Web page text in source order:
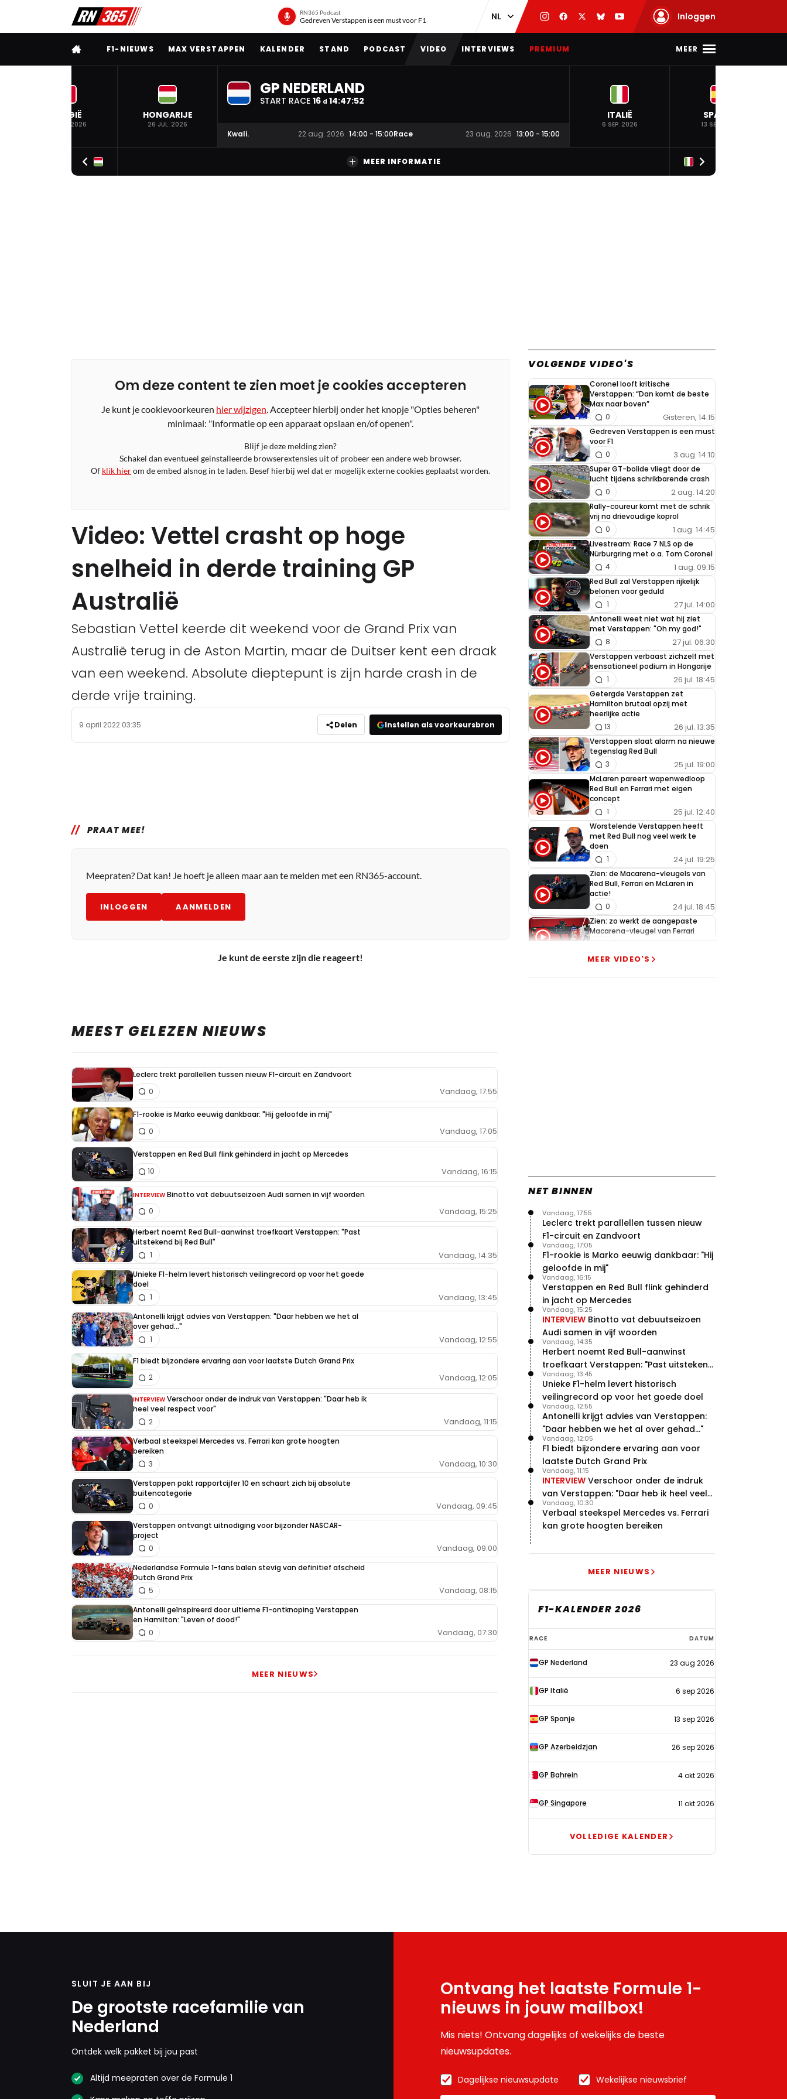
RN365 Podcast
Gedreven Verstappen is een must voor F1 Inloggen
VOLLEDIG MENU
F1-NIEUWS MAX VERSTAPPEN KALENDER STAND PODCAST VIDEO INTERVIEWS PREMIUM MEER
BELGIË
19 JUL. 2026
HONGARIJE
26 JUL. 2026
GP NEDERLAND
START RACE 16 d 14:47:51
Kwali. 22 aug. 2026 14:00 - 15:00Race 23 aug. 2026 13:00 - 15:00
ITALIË
6 SEP. 2026
SPANJE
13 SEP. 2026
MEER INFORMATIE
Om deze content te zien moet je cookies accepteren
Je kunt je cookievoorkeuren hier wijzigen. Accepteer hierbij onder het knopje "Opties beheren"
minimaal: "Informatie op een apparaat opslaan en/of openen".
Blijf je deze melding zien?
Schakel dan eventueel geinstalleerde browserextensies uit of probeer een andere web browser.
Of klik hierom de embed alsnog in te laden. Besef hierbij wel dat er mogelijk externe cookies geplaatst worden.
Video: Vettel crasht op hoge
snelheid in derde training GP
Australië
Sebastian Vettel keerde dit weekend voor de Grand Prix van
Australië terug in de Aston Martin, maar de Duitser kent een draak
van een weekend. Absolute dieptepunt is zijn harde crash in de
derde vrije training.
9 april 2022 03:35 Delen Instellen als voorkeursbron
PRAAT MEE!
Meepraten? Dat kan! Je hoeft je alleen maar aan te melden met een RN365-account.
INLOGGEN AANMELDEN
Je kunt de eerste zijn die reageert!
VOLGENDE VIDEO'S
Coronel looft kritische
Verstappen: “Dan komt de beste
Max naar boven”
Gisteren, 14:15
0
Gedreven Verstappen is een must
voor F1
3 aug. 14:10
0
Super GT-bolide vliegt door de
lucht tijdens schrikbarende crash
2 aug. 14:20
0
Rally-coureur komt met de schrik
vrij na drievoudige koprol
1 aug. 14:45
0
Livestream: Race 7 NLS op de
Nürburgring met o.a. Tom Coronel
1 aug. 09:15
4
Red Bull zal Verstappen rijkelijk
belonen voor geduld
27 jul. 14:00
1
Antonelli weet niet wat hij ziet
met Verstappen: "Oh my god!"
27 jul. 06:30
8
Verstappen verbaast zichzelf met
sensationeel podium in Hongarije
26 jul. 18:45
1
Getergde Verstappen zet
Hamilton brutaal opzij met
heerlijke actie
26 jul. 13:35
13
Verstappen slaat alarm na nieuwe
tegenslag Red Bull
25 jul. 19:00
3
McLaren pareert wapenwedloop
Red Bull en Ferrari met eigen
concept
25 jul. 12:40
1
Worstelende Verstappen heeft
met Red Bull nog veel werk te
doen
24 jul. 19:25
1
Zien: de Macarena-vleugels van
Red Bull, Ferrari en McLaren in
actie!
24 jul. 18:45
0
Zien: zo werkt de aangepaste
Macarena-vleugel van Ferrari
23 jul. 19:00
3
Verstappen geeft goed nieuws
20 jul. 14:00
0
MEER VIDEO'S
MEEST GELEZEN NIEUWS
Leclerc trekt parallellen tussen nieuw F1-circuit en Zandvoort
Vandaag, 17:55
0
F1-rookie is Marko eeuwig dankbaar: "Hij geloofde in mij"
Vandaag, 17:05
0
Verstappen en Red Bull flink gehinderd in jacht op Mercedes
Vandaag, 16:15
10
INTERVIEW Binotto vat debuutseizoen Audi samen in vijf woorden
Vandaag, 15:25
0
Herbert noemt Red Bull-aanwinst troefkaart Verstappen: "Past
uitstekend bij Red Bull"
Vandaag, 14:35
1
Unieke F1-helm levert historisch veilingrecord op voor het goede
doel
Vandaag, 13:45
1
Antonelli krijgt advies van Verstappen: "Daar hebben we het al
over gehad..."
Vandaag, 12:55
1
F1 biedt bijzondere ervaring aan voor laatste Dutch Grand Prix
Vandaag, 12:05
2
INTERVIEW Verschoor onder de indruk van Verstappen: "Daar heb ik
heel veel respect voor"
Vandaag, 11:15
2
Verbaal steekspel Mercedes vs. Ferrari kan grote hoogten
bereiken
Vandaag, 10:30
3
Verstappen pakt rapportcijfer 10 en schaart zich bij absolute
buitencategorie
Vandaag, 09:45
0
Verstappen ontvangt uitnodiging voor bijzonder NASCAR-
project
Vandaag, 09:00
0
Nederlandse Formule 1-fans balen stevig van definitief afscheid
Dutch Grand Prix
Vandaag, 08:15
5
Antonelli geïnspireerd door ultieme F1-ontknoping Verstappen
en Hamilton: "Leven of dood!"
Vandaag, 07:30
0
MEER NIEUWS
NET BINNEN
Leclerc trekt parallellen tussen nieuw
F1-circuit en Zandvoort
Vandaag, 17:55
F1-rookie is Marko eeuwig dankbaar: "Hij
geloofde in mij"
Vandaag, 17:05
Verstappen en Red Bull flink gehinderd
in jacht op Mercedes
Vandaag, 16:15
INTERVIEW Binotto vat debuutseizoen
Audi samen in vijf woorden
Vandaag, 15:25
Herbert noemt Red Bull-aanwinst
troefkaart Verstappen: "Past uitstekend
bij Red Bull"
Vandaag, 14:35
Unieke F1-helm levert historisch
veilingrecord op voor het goede doel
Vandaag, 13:45
Antonelli krijgt advies van Verstappen:
"Daar hebben we het al over gehad..."
Vandaag, 12:55
F1 biedt bijzondere ervaring aan voor
laatste Dutch Grand Prix
Vandaag, 12:05
INTERVIEW Verschoor onder de indruk
van Verstappen: "Daar heb ik heel veel
respect voor"
Vandaag, 11:15
Verbaal steekspel Mercedes vs. Ferrari
kan grote hoogten bereiken
Vandaag, 10:30
MEER NIEUWS
F1-KALENDER 2026
F1-
kalender
2026
RACE DATUM
GP Nederland 23 aug 2026
GP Italië 6 sep 2026
GP Spanje 13 sep 2026
GP Azerbeidzjan 26 sep 2026
GP Bahrein 4 okt 2026
GP Singapore 11 okt 2026
VOLLEDIGE KALENDER
SLUIT JE AAN BIJ
De grootste racefamilie van
Nederland
Ontdek welk pakket bij jou past
Altijd meepraten over de Formule 1
Ontvang het laatste Formule 1-
nieuws in jouw mailbox!
Mis niets! Ontvang dagelijks of wekelijks de beste
nieuwsupdates.
Dagelijkse nieuwsupdate Wekelijkse nieuwsbrief